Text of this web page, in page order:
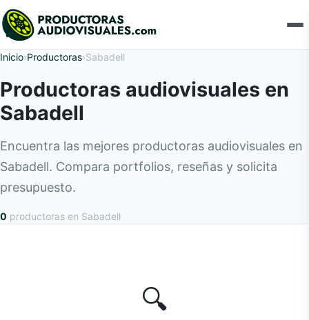
Inicio›Productoras›Sabadell
Productoras audiovisuales en
Sabadell
Encuentra las mejores productoras audiovisuales en
Sabadell. Compara portfolios, reseñas y solicita
presupuesto.
0 productoras en Sabadell
🔍